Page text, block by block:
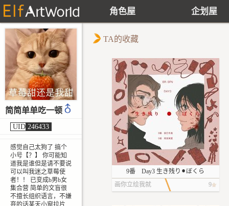
角色屋 企划屋
简简单单吃一顿
UID 246433
感觉自己太狗了 搞个
小号【？】 你可能知
道我是谁但是请不要说
可以叫我迷之草莓使
者！！ 已变成b男b女
集合营 简单的文盲很
不擅长组织语言，不嫌
弃的话某天小窗拉片
TA的收藏
9番 Day3 生き残り⚫︎ぼくら
画你立绘我就
9